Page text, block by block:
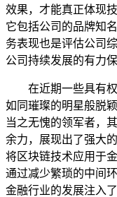
效果，才能真正体现
它包括公司的品牌知
务表现也是评估公司
公司持续发展的有力保
在近期一些具有
如同璀璨的明星般脱
当之无愧的领军者，
余力，展现出了强大
将区块链技术应用于
通过减少繁琐的中间
金融行业的发展注入